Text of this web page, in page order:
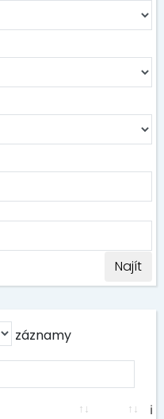
Najít
záznamy
ℹ